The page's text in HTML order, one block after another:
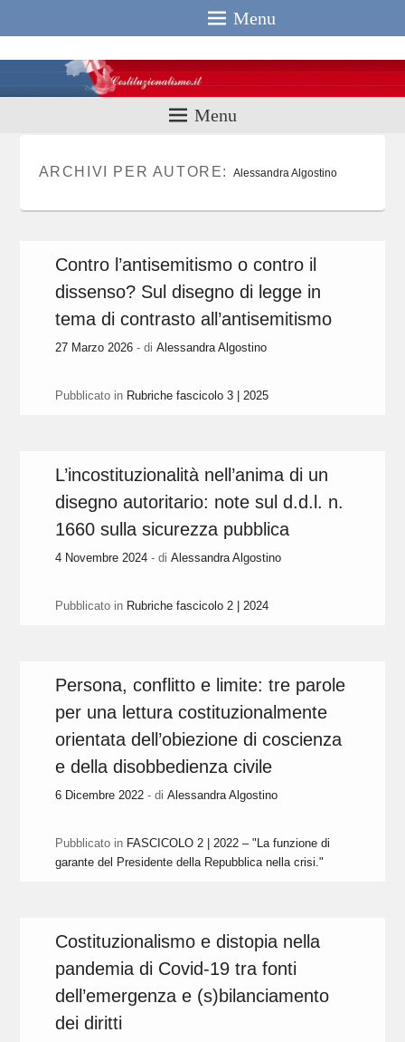
Menu
Menu
ARCHIVI PER AUTORE: Alessandra Algostino
Contro l’antisemitismo o contro il
dissenso? Sul disegno di legge in
tema di contrasto all’antisemitismo
27 Marzo 2026 - di Alessandra Algostino
Pubblicato in Rubriche fascicolo 3 | 2025
L’incostituzionalità nell’anima di un
disegno autoritario: note sul d.d.l. n.
1660 sulla sicurezza pubblica
4 Novembre 2024 - di Alessandra Algostino
Pubblicato in Rubriche fascicolo 2 | 2024
Persona, conflitto e limite: tre parole
per una lettura costituzionalmente
orientata dell’obiezione di coscienza
e della disobbedienza civile
6 Dicembre 2022 - di Alessandra Algostino
Pubblicato in FASCICOLO 2 | 2022 – "La funzione di
garante del Presidente della Repubblica nella crisi."
Costituzionalismo e distopia nella
pandemia di Covid-19 tra fonti
dell’emergenza e (s)bilanciamento
dei diritti